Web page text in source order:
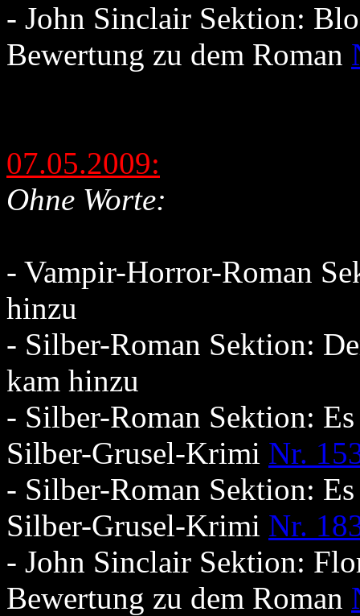
- John Sinclair Sektion:
Bewertung zu dem Roman
07.05.2009:
Ohne Worte:
- Vampir-Horror-Roman
hinzu
- Silber-Roman Sektion:
kam hinzu
- Silber-Roman Sektion:
Silber-Grusel-Krimi Nr.
- Silber-Roman Sektion:
Silber-Grusel-Krimi Nr.
- John Sinclair Sektion:
Bewertung zu dem Roman